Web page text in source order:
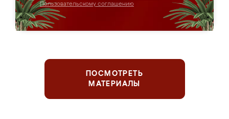
Пользовательскому соглашению
ПОСМОТРЕТЬ
МАТЕРИАЛЫ